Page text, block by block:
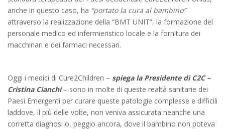
anche in questo caso, ha “portato la cura al bambino”
attraverso la realizzazione della “BMT UNIT”, la formazione del
personale medico ed infermieristico locale e la fornitura dei
macchinari e dei farmaci necessari.
Oggi i medici di Cure2Children – spiega la Presidente di C2C –
Cristina Cianchi– sono in molte di queste realtà sanitarie dei
Paesi Emergenti per curare queste patologie complesse e difficili
laddove, il più delle volte, non veniva assicurata neanche una
corretta diagnosi o, peggio ancora, dove il bambino non poteva